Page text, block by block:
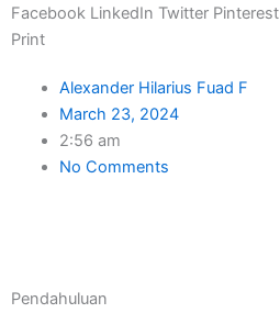
Facebook LinkedIn Twitter Pinterest
Print
Alexander Hilarius Fuad F
March 23, 2024
2:56 am
No Comments
Pendahuluan